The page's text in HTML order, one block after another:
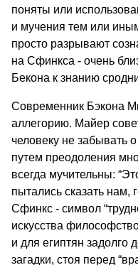
поняты или
и мучения тем или
просто разрывают
на Сфинкса - очень
Бекона к знанию
Современник Бэкона
аллегорию. Майер
человеку не забывать
путем преодоления
всегда мучительны:
пытались сказать
Сфинкс - символ
искусства
и для египтян задолго
загадки, стоя перед